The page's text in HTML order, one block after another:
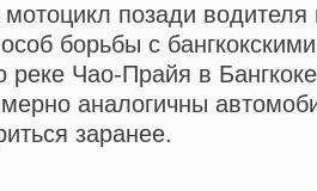
мотоцикл позади
борьбы с
реке Чао-Прайя в
аналогичны
заранее.